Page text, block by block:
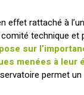
effet rattaché à
technique
sur
menées à leur
permet